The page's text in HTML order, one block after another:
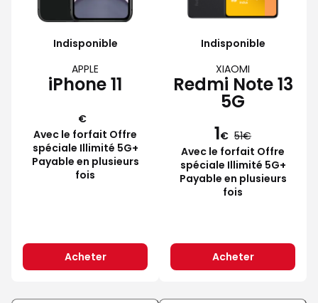
Indisponible
APPLE
iPhone 11
€
Avec le forfait Offre
spéciale Illimité 5G+
Payable en plusieurs
fois
Acheter
Indisponible
XIAOMI
Redmi Note 13
5G
1€ 51
Avec le forfait Offre
spéciale Illimité 5G+
Payable en plusieurs
fois
Acheter